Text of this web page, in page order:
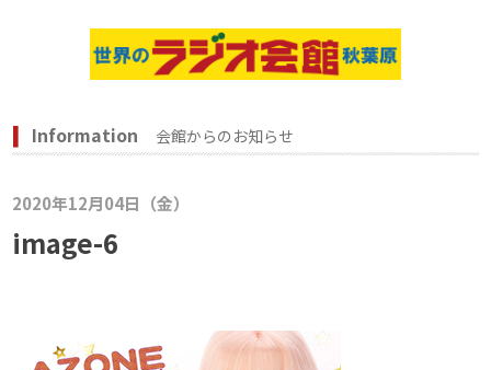
Information 会館からのお知らせ
2020年12月04日（金）
image-6